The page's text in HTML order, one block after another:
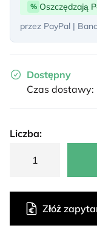
% Oszczędzają
przez PayPal |
Dostępny
Czas
Liczba:
Złóż